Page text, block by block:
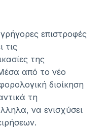
επιστροφές
τις
της
από το νέο
διοίκηση
τη
να ενισχύσει